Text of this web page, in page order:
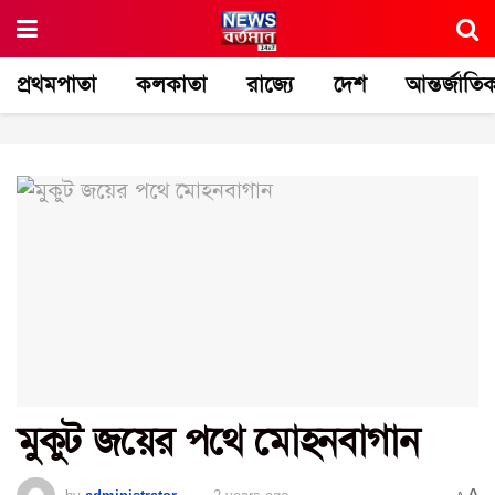
প্রথমপাতা কলকাতা রাজ্যে দেশ
মুকুট জয়ের পথে মোহনবাগান